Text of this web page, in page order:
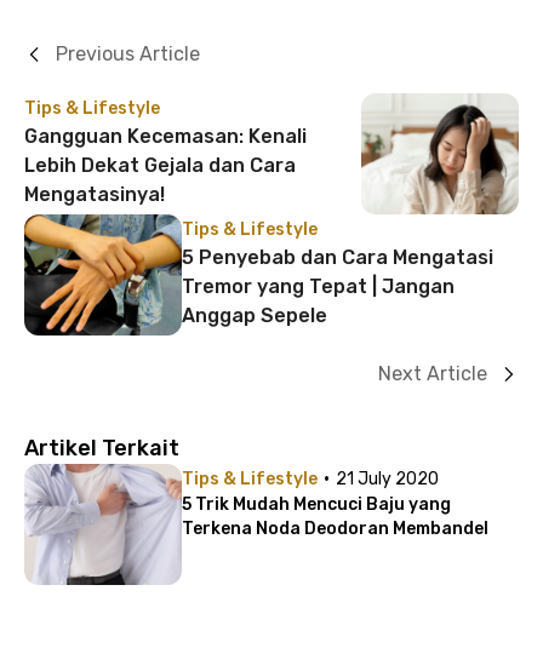
Tips & Lifestyle
Gangguan Kecemasan: Kenali
Lebih Dekat Gejala dan Cara
Mengatasinya!
Previous Article
Tips & Lifestyle
5 Penyebab dan Cara Mengatasi
Tremor yang Tepat | Jangan
Anggap Sepele
Next Article
Artikel Terkait
Tips & Lifestyle · 21 July 2020
5 Trik Mudah Mencuci Baju yang
Terkena Noda Deodoran Membandel